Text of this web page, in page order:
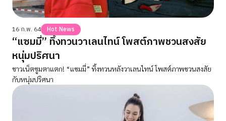
16 ก.พ. 64 Hot News
“แซมมี่” ทิ้งทวนวาเลนไทน์ โพสต์ภาพชวนสงสัย
หนุ่มปริศนา
ชาวเน็ตซูมตาแตก! “แซมมี่” ทิ้งทวนหลังวาเลนไทน์ โพสต์ภาพชวนสงสัย
กับหนุ่มปริศนา